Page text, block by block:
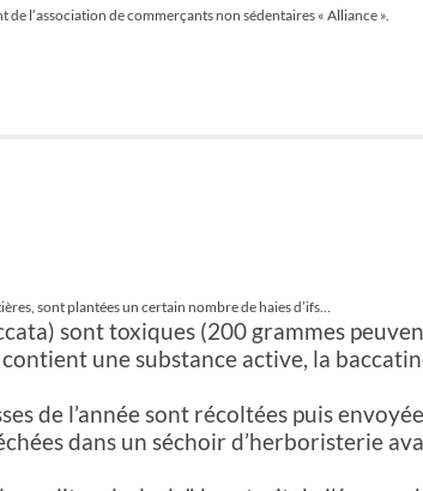
de l’association de commerçants non sédentaires « Alliance ».
sont plantées un certain nombre de haies d’ifs…
sont toxiques (200 grammes
une substance active, la
de l’année sont récoltées puis
dans un séchoir d’herboristerie